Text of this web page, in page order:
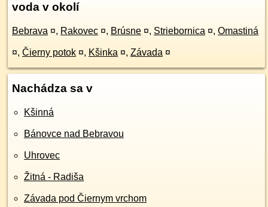
voda v okolí
Bebrava ¤, Rakovec ¤, Brúsne ¤, Striebornica ¤, Omastiná
¤, Čierny potok ¤, Kšinka ¤, Závada ¤
Nachádza sa v
Kšinná
Bánovce nad Bebravou
Uhrovec
Žitná - Radiša
Závada pod Čiernym vrchom